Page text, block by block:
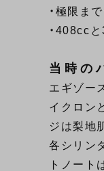
・極限ま
・408cc
当時の
エギゾー
イクロン
ジは梨地
各シリン
トノート